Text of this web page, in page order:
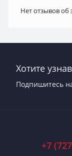
Нет отзывов об
Хотите
Подпишитесь
+7